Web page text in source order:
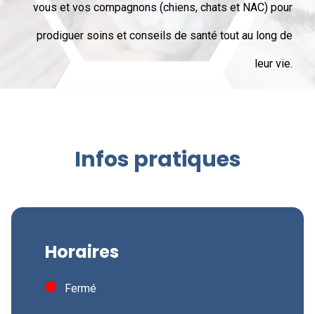
vous et vos compagnons (chiens, chats et NAC) pour
prodiguer soins et conseils de santé tout au long de
leur vie.
Infos pratiques
Horaires
Fermé